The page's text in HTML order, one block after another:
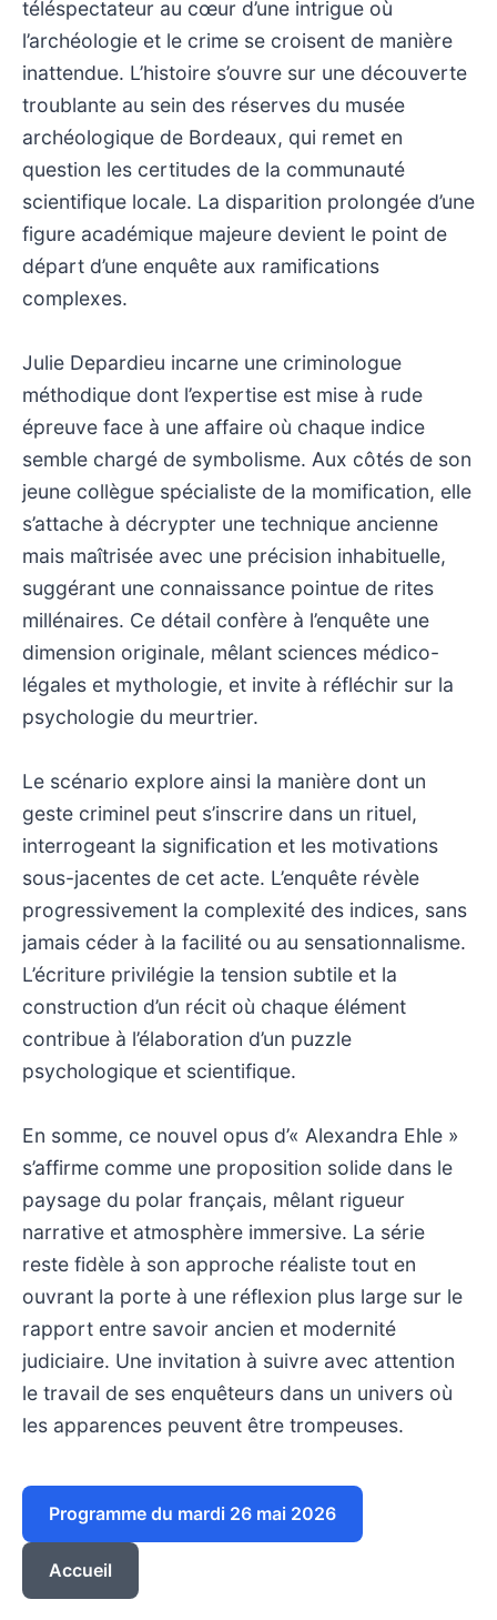
téléspectateur au cœur d’une intrigue où
l’archéologie et le crime se croisent de manière
inattendue. L’histoire s’ouvre sur une découverte
troublante au sein des réserves du musée
archéologique de Bordeaux, qui remet en
question les certitudes de la communauté
scientifique locale. La disparition prolongée d’une
figure académique majeure devient le point de
départ d’une enquête aux ramifications
complexes.
Julie Depardieu incarne une criminologue
méthodique dont l’expertise est mise à rude
épreuve face à une affaire où chaque indice
semble chargé de symbolisme. Aux côtés de son
jeune collègue spécialiste de la momification, elle
s’attache à décrypter une technique ancienne
mais maîtrisée avec une précision inhabituelle,
suggérant une connaissance pointue de rites
millénaires. Ce détail confère à l’enquête une
dimension originale, mêlant sciences médico-
légales et mythologie, et invite à réfléchir sur la
psychologie du meurtrier.
Le scénario explore ainsi la manière dont un
geste criminel peut s’inscrire dans un rituel,
interrogeant la signification et les motivations
sous-jacentes de cet acte. L’enquête révèle
progressivement la complexité des indices, sans
jamais céder à la facilité ou au sensationnalisme.
L’écriture privilégie la tension subtile et la
construction d’un récit où chaque élément
contribue à l’élaboration d’un puzzle
psychologique et scientifique.
En somme, ce nouvel opus d’« Alexandra Ehle »
s’affirme comme une proposition solide dans le
paysage du polar français, mêlant rigueur
narrative et atmosphère immersive. La série
reste fidèle à son approche réaliste tout en
ouvrant la porte à une réflexion plus large sur le
rapport entre savoir ancien et modernité
judiciaire. Une invitation à suivre avec attention
le travail de ses enquêteurs dans un univers où
les apparences peuvent être trompeuses.
Programme du mardi 26 mai 2026
Accueil